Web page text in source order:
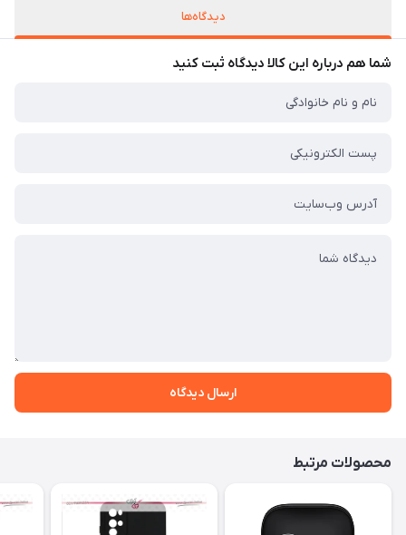
دیدگاه‌ها
شما هم درباره این کالا دیدگاه ثبت کنید
ارسال دیدگاه
محصولات مرتبط